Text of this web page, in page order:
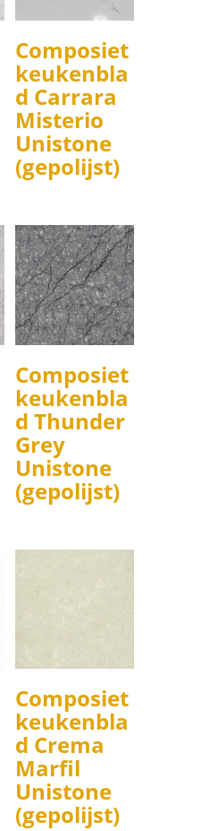
Composiet
keukenbla
d Carrara
Misterio
Unistone
(gepolijst)
Composiet
keukenbla
d Thunder
Grey
Unistone
(gepolijst)
Composiet
keukenbla
d Crema
Marfil
Unistone
(gepolijst)